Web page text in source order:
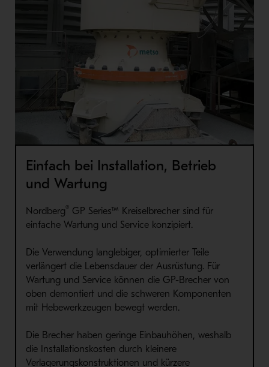
Einfach bei Installation, Betrieb
und Wartung
Nordberg ® GP Series™ Kreiselbrecher sind für
einfache Wartung und Service konzipiert.
Die Verwendung langlebiger, optimierter Teile
verlängert die Lebensdauer der Ausrüstung. Für
Wartung und Service können die GP-Brecher von
oben demontiert und die schweren Komponenten
mit Hebewerkzeugen bewegt werden.
Die Brecher haben geringe Einbauhöhen, weshalb
die Installationskosten durch kleinere
Verlagerungskonstruktionen und kürzere